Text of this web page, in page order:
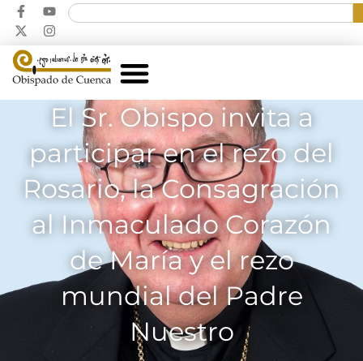
El Sr. Obispo invita a
participar en el rezo del
Rosario, la Consagración
al Inmaculado Corazón
de María y el rezo
mundial del Padre
Nuestro